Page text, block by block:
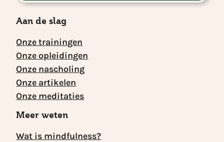
Aan de slag
Onze trainingen
Onze opleidingen
Onze nascholing
Onze artikelen
Onze meditaties
Meer weten
Wat is mindfulness?